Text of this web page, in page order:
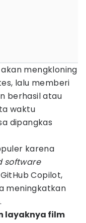
mengkloning
lalu memberi
berhasil atau
waktu
dipangkas
karena
software
Copilot,
meningkatkan
layaknya film